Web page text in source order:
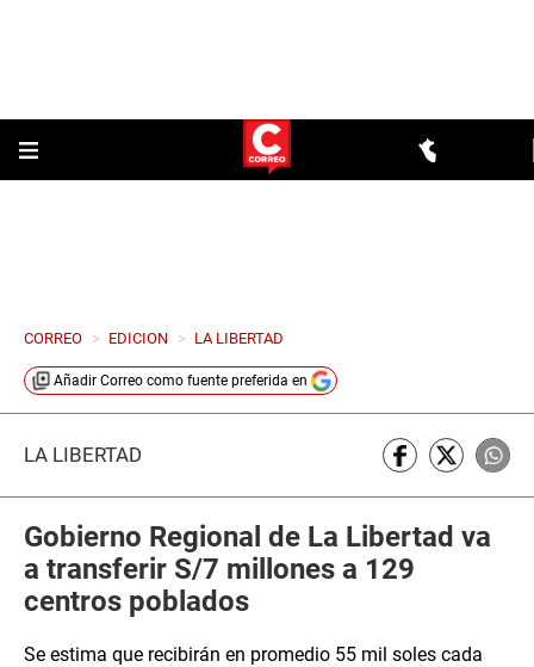
CORREO > EDICION > LA LIBERTAD
Añadir Correo como fuente preferida en
LA LIBERTAD
Gobierno Regional de La Libertad va
a transferir S/7 millones a 129
centros poblados
Se estima que recibirán en promedio 55 mil soles cada